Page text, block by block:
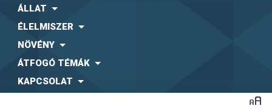
ÁLLAT
ÉLELMISZER
NÖVÉNY
ÁTFOGÓ TÉMÁK
KAPCSOLAT